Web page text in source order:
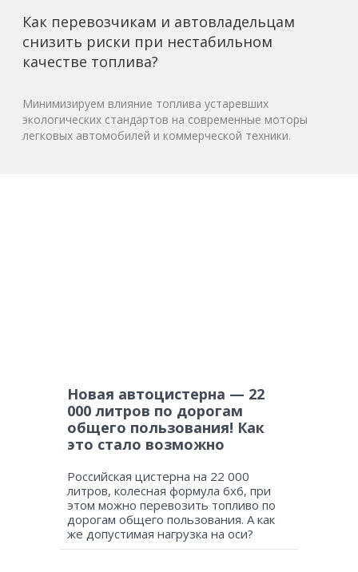
Как перевозчикам и автовладельцам
снизить риски при нестабильном
качестве топлива?
Минимизируем влияние топлива устаревших
экологических стандартов на современные моторы
легковых автомобилей и коммерческой техники.
Новая автоцистерна — 22
000 литров по дорогам
общего пользования! Как
это стало возможно
Российская цистерна на 22 000
литров, колесная формула 6х6, при
этом можно перевозить топливо по
дорогам общего пользования. А как
же допустимая нагрузка на оси?